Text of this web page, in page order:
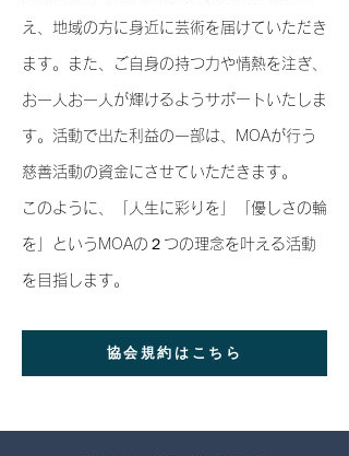
え、地域の方に身近に芸術を届けていただき
ます。また、ご自身の持つ力や情熱を注ぎ、
お一人お一人が輝けるようサポートいたしま
す。活動で出た利益の一部は、MOAが行う
慈善活動の資金にさせていただきます。
このように、「人生に彩りを」「優しさの輪
を」というMOAの２つの理念を叶える活動
を目指します。
協会規約はこちら